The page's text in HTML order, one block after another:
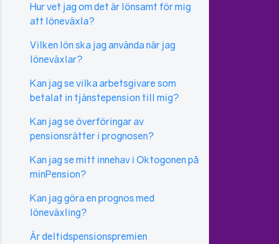
Hur vet jag om det är lönsamt för mig
att löneväxla?
Vilken lön ska jag använda när jag
löneväxlar?
Kan jag se vilka arbetsgivare som
betalat in tjänstepension till mig?
Kan jag se överföringar av
pensionsrätter i prognosen?
Kan jag se mitt innehav i Oktogonen på
minPension?
Kan jag göra en prognos med
löneväxling?
Är deltidspensionspremien